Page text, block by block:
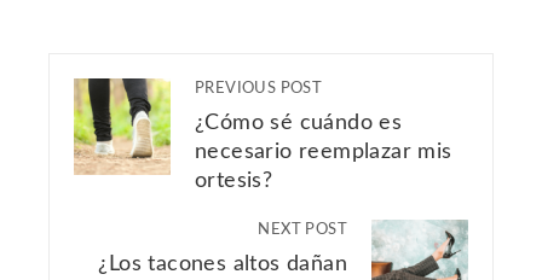
PREVIOUS POST
¿Cómo sé cuándo es
necesario reemplazar mis
ortesis?
NEXT POST
¿Los tacones altos dañan